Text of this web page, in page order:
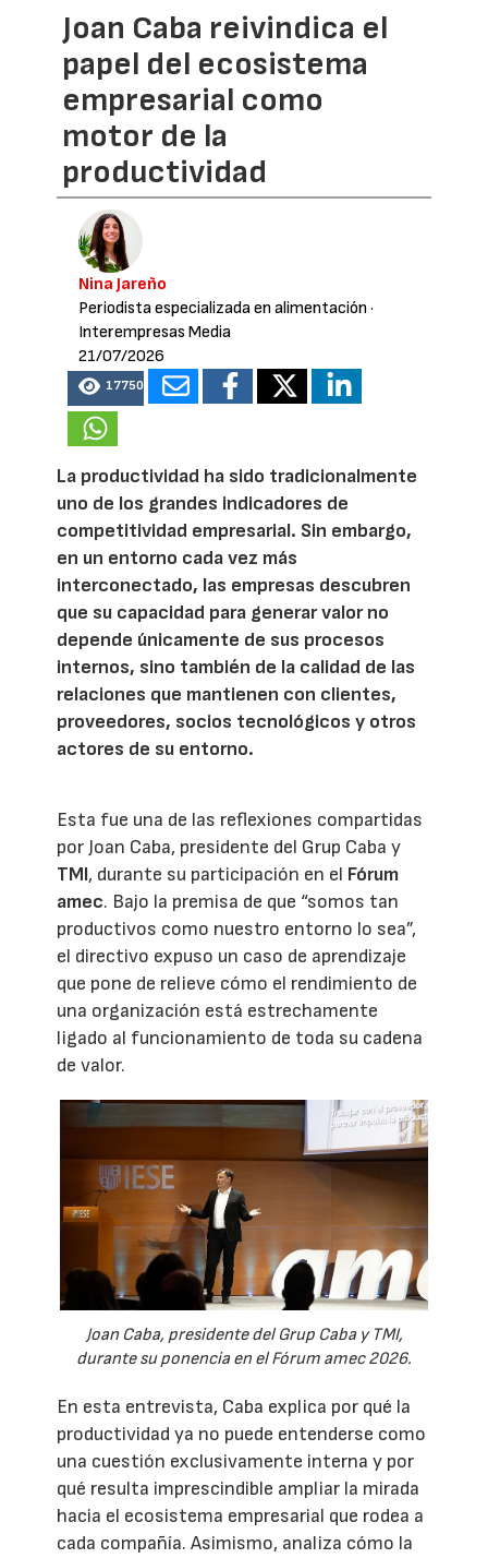
Joan Caba reivindica el
papel del ecosistema
empresarial como
motor de la
productividad
Nina Jareño
Periodista especializada en alimentación ·
Interempresas Media
21/07/2026
17750
La productividad ha sido tradicionalmente
uno de los grandes indicadores de
competitividad empresarial. Sin embargo,
en un entorno cada vez más
interconectado, las empresas descubren
que su capacidad para generar valor no
depende únicamente de sus procesos
internos, sino también de la calidad de las
relaciones que mantienen con clientes,
proveedores, socios tecnológicos y otros
actores de su entorno.
Esta fue una de las reflexiones compartidas
por Joan Caba, presidente del Grup Caba y
TMI, durante su participación en el Fórum
amec. Bajo la premisa de que “somos tan
productivos como nuestro entorno lo sea”,
el directivo expuso un caso de aprendizaje
que pone de relieve cómo el rendimiento de
una organización está estrechamente
ligado al funcionamiento de toda su cadena
de valor.
Joan Caba, presidente del Grup Caba y TMI,
durante su ponencia en el Fórum amec 2026.
En esta entrevista, Caba explica por qué la
productividad ya no puede entenderse como
una cuestión exclusivamente interna y por
qué resulta imprescindible ampliar la mirada
hacia el ecosistema empresarial que rodea a
cada compañía. Asimismo, analiza cómo la